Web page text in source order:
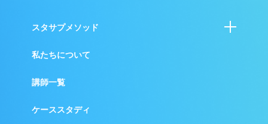
プ
SITE
スタサプメソッド
学校・自治体向けサービス
小・中・高校生向けサービス
私たちについて
講師一覧
ケーススタディ